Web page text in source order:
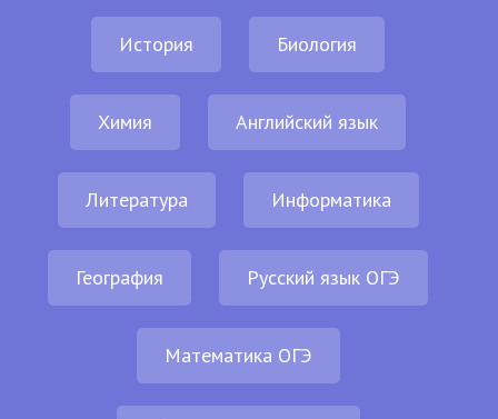
История Биология
Химия Английский язык
Литература Информатика
География Русский язык ОГЭ
Математика ОГЭ